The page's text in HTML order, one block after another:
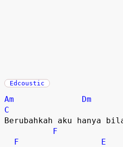
Edcoustic
Am Dm
C
Berubahkah aku hanya
F
F
E